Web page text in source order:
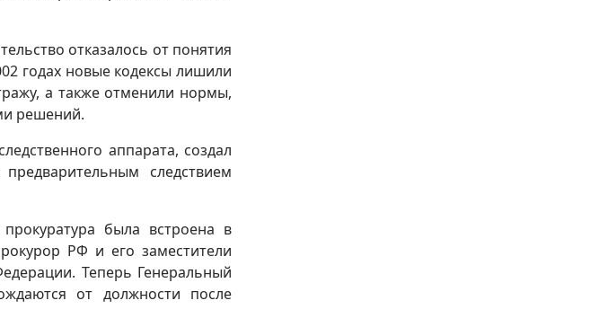
отказалось от понятия
годах новые кодексы лишили
а также отменили нормы,
решений.
аппарата, создал
следствием
была встроена в
РФ и его заместители
Теперь Генеральный
от должности после